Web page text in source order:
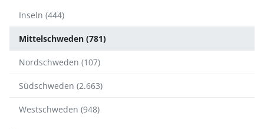
Inseln (444)
Mittelschweden (781)
Nordschweden (107)
Südschweden (2.663)
Westschweden (948)